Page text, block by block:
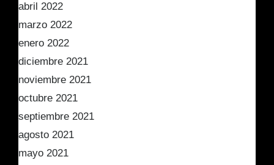
abril 2022
marzo 2022
enero 2022
diciembre 2021
noviembre 2021
octubre 2021
septiembre 2021
agosto 2021
mayo 2021